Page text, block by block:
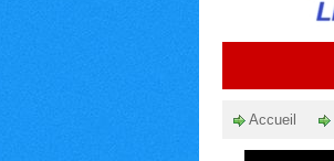
Accueil